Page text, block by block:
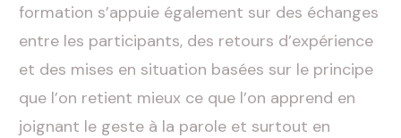
formation s’appuie également sur des échanges
entre les participants, des retours d’expérience
et des mises en situation basées sur le principe
que l’on retient mieux ce que l’on apprend en
joignant le geste à la parole et surtout en